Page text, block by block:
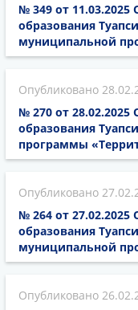
№ 349 от
образования
муниципальной
№ 270 от
образования
программы
№ 264 от
образования
муниципальной